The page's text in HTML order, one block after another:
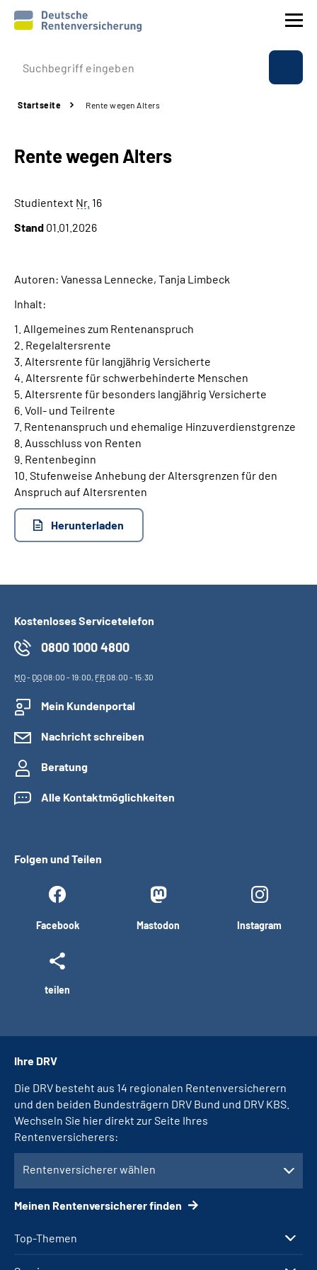
Prävention
Rente
Beratung & Kontakt
Experten
Über uns & Presse
Online-Services
Suche
Language
Inhalte in Gebärdensprache (DGS)
Leichte Sprache
Mein Kundenportal
Startseite Rente wegen Alters
Rente wegen Alters
Studientext Nr. 16
Stand 01.01.2026
Autoren: Vanessa Lennecke, Tanja Limbeck
Inhalt:
1. Allgemeines zum Rentenanspruch
2. Regelaltersrente
3. Altersrente für langjährig Versicherte
4. Altersrente für schwerbehinderte Menschen
5. Altersrente für besonders langjährig Versicherte
6. Voll- und Teilrente
7. Rentenanspruch und ehemalige Hinzuverdienstgrenze
8. Ausschluss von Renten
9. Rentenbeginn
10. Stufenweise Anhebung der Altersgrenzen für den
Anspruch auf Altersrenten
Herunterladen
Kostenloses Servicetelefon
0800 1000 4800
MO- DO08:00 - 19:00, FR08:00 - 15:30
Mein Kundenportal
Nachricht schreiben
Beratung
Alle Kontaktmöglichkeiten
Folgen und Teilen
Facebook Mastodon Instagram
teilen
Top-Themen
Ihre DRV
Die DRV besteht aus 14 regionalen Rentenversicherern
und den beiden Bundesträgern DRV Bund und DRV KBS.
Wechseln Sie hier direkt zur Seite Ihres
Rentenversicherers:
Rentenversicherer wählen
Meinen Rentenversicherer finden